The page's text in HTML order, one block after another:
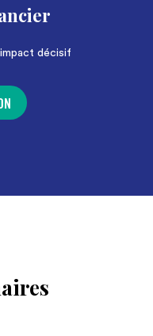
décisif